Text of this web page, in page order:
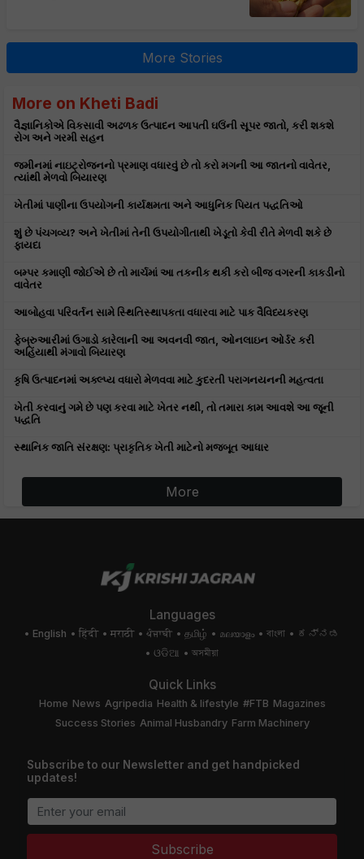
More Stories
More on Kheti Badi
વૈજ્ઞાનિકોએ વિકસાવી અઢળક ઉત્પાદન આપતી ઘઉંની સૂપર જાતો, કરી શકશે
રોગ અને ગરમી સહન
જમીનમાં નાઇટ્રોજનનો પ્રમાણ વધારવું છે તો કરો મગની આ જાતનો વાવેતર,
ત્યાંથી મેળવો બિયારણ
ખેતીમાં પાણીના ઉપયોગની કાર્યક્ષમતા અને આધુનિક પિયત પદ્ધતિઓ
શું છે પંચગવ્ય? અને ખેતીમાં તેની ઉપયોગીતાથી ખેડૂતો કેવી રીતે મેળવી શકે છે
ફાયદા
બમ્પર કમાણી જોઈએ છે તો માર્ચમાં આ તકનીક થકી કરો બીજ વગરની કાકડીનો
વાવેતર
આબોહવા પરિવર્તન સામે સ્થિતિસ્થાપકતા વધારવા માટે પાક વૈવિધ્યકરણ
ફેબ્રુઆરીમાં ઉગાડો કારેલાની આ અવનવી જાત, ઓનલાઇન ઓર્ડર કરી
અહિંયાથી મંગાવો બિયારણ
કૃષિ ઉત્પાદનમાં અક્લ્પ્ય વધારો મેળવવા માટે કુદરતી પરાગનયનની મહત્વતા
ખેતી કરવાનું ગમે છે પણ કરવા માટે ખેતર નથી, તો તમારા કામ આવશે આ જૂની
પદ્ધતિ
સ્થાનિક જાતિ સંરક્ષણ: પ્રાકૃતિક ખેતી માટેનો મજબૂત આધાર
More
Languages
English हिंदी मराठी ਪੰਜਾਬੀ தமிழ் മലയാളം বাংলা
ಕನ್ನಡ
ଓଡିଆ
অসমীয়া
Quick Links
Home News Agripedia Health & lifestyle #FTB Magazines
Success Stories Animal Husbandry Farm Machinery
Subscribe to our Newsletter and get handpicked
updates!
Subscribe